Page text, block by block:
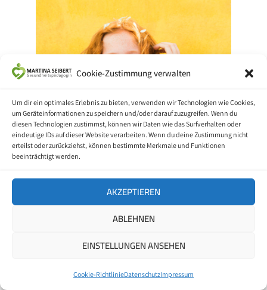
Cookie-Zustimmung verwalten
Um dir ein optimales Erlebnis zu bieten, verwenden wir Technologien wie Cookies,
um Geräteinformationen zu speichern und/oder darauf zuzugreifen. Wenn du
diesen Technologien zustimmst, können wir Daten wie das Surfverhalten oder
eindeutige IDs auf dieser Website verarbeiten. Wenn du deine Zustimmung nicht
erteilst oder zurückziehst, können bestimmte Merkmale und Funktionen
beeinträchtigt werden.
AKZEPTIEREN
ABLEHNEN
EINSTELLUNGEN ANSEHEN
Cookie-RichtlinieDatenschutzImpressum
Bestimmte Nahrungsmittel, wie Fisch und dunkle
Stress reduzieren